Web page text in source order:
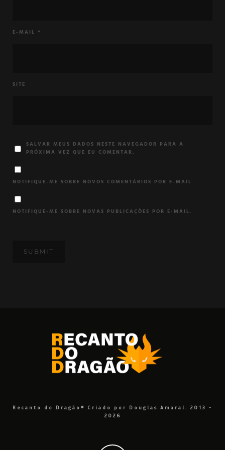
E-MAIL *
SITE
SALVAR MEUS DADOS NESTE NAVEGADOR PARA A
PRÓXIMA VEZ QUE EU COMENTAR.
NOTIFIQUE-ME SOBRE NOVOS COMENTÁRIOS POR E-MAIL.
NOTIFIQUE-ME SOBRE NOVAS PUBLICAÇÕES POR E-MAIL.
Recanto do Dragão® Criado por Douglas Amaral. 2013 -
2026